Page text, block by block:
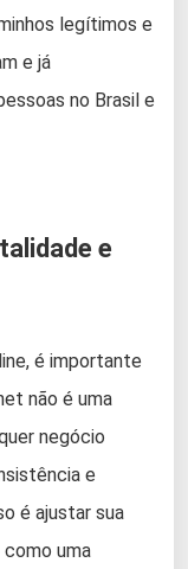
legítimos e
e já
no Brasil e
e
é importante
não é uma
negócio
e
é ajustar sua
uma